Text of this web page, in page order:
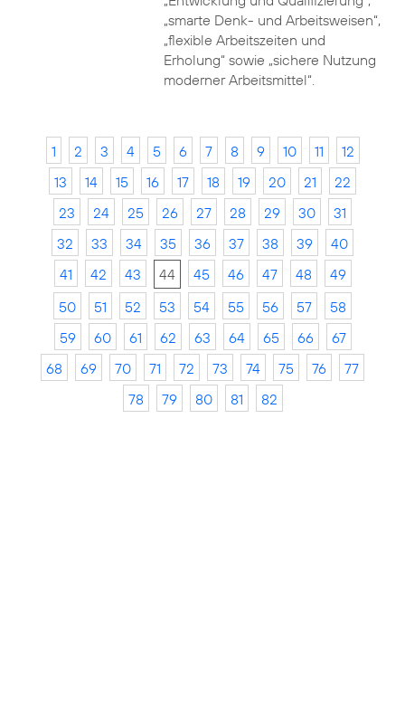
„smarte Denk- und Arbeitsweisen“,
„flexible Arbeitszeiten und
Erholung“ sowie „sichere Nutzung
moderner Arbeitsmittel“.
1 2 3 4 5 6 7 8 9 10 11
12
13
14 15 16 17 18 19 20 21
22
23
24 25 26 27 28 29 30
31
32
33 34 35 36 37 38 39
40
41
42 43 44 45 46 47 48
49
50
51 52 53 54 55 56 57
58
59
60 61 62 63 64 65 66
67
68
69 70 71 72 73 74 75 76
77
78
79 80 81 82